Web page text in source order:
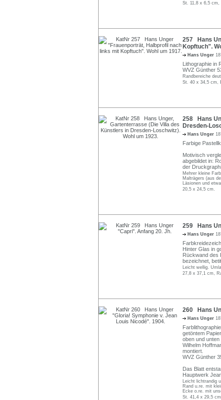
St. 11,8 x 6,5
257 Hans
Kopftuch".
Hans Unger
Lithographie in
WVZ Günther
Randbereiche
St. 40 x 34,5 cm,
258 Hans
Dresden-
Hans Unger
Farbige
Motivisch
abgebildet in:
der
Mehrer kleine
Malträgers (aus
Läsionen und
20,5 x 24,5 cm.
259 Hans
Hans Unger
Hinter Glas in
Rückwand des
bezeichnet,
Leicht wellig.
27,8 x 37,1 cm,
260 Hans
Hans Unger
getöntem
oben und
Wilhelm
montiert.
WVZ Günther
Das Blatt
Hauptwerk
Leicht lichtrandig
Rand u.re. mit
Ecke o.re. mit
St. 41,4 x 29,5